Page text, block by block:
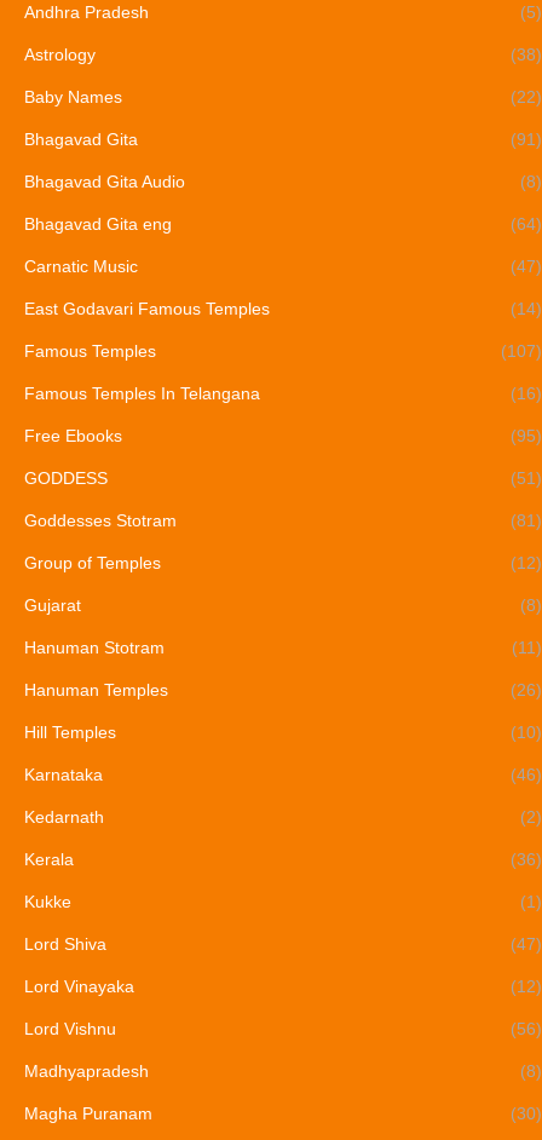
Andhra Pradesh (5)
Astrology (38)
Baby Names (22)
Bhagavad Gita (91)
Bhagavad Gita Audio (8)
Bhagavad Gita eng (64)
Carnatic Music (47)
East Godavari Famous Temples (14)
Famous Temples (107)
Famous Temples In Telangana (16)
Free Ebooks (95)
GODDESS (51)
Goddesses Stotram (81)
Group of Temples (12)
Gujarat (8)
Hanuman Stotram (11)
Hanuman Temples (26)
Hill Temples (10)
Karnataka (46)
Kedarnath (2)
Kerala (36)
Kukke (1)
Lord Shiva (47)
Lord Vinayaka (12)
Lord Vishnu (56)
Madhyapradesh (8)
Magha Puranam (30)